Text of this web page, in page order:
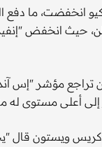
ما دفع
أعلى مستوى له منذ
ويستون قال